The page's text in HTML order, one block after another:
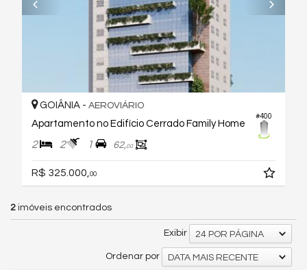
#400
GOIÂNIA - AEROVIÁRIO
Apartamento no Edifício Cerrado Family Home
2 2 1 62,00
R$ 325.000,00
2 imóveis encontrados
Exibir 24 POR PÁGINA
Ordenar por DATA MAIS RECENTE